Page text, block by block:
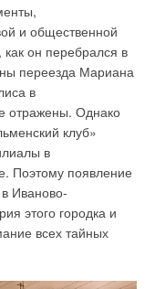
и общественной
он перебрался в
переезда Мариана
в
отражены. Однако
клуб»
в
Поэтому появление
Иваново-
этого городка и
всех тайных